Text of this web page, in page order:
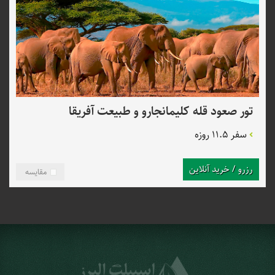
بهترین فصل سفر برای تور تانزانیا
انجام می‌شود. بنابراین باید زمانی را انتخاب کنید که این امکان برای شما
می‌کند و بهتر است فصول کم بارش را انتخاب کنید. در ضمن باید بدانید
تور صعود قله کلیمانجارو و طبیعت آفریقا
سفر 11.5 روزه
مقایسه رزرو / خرید آنلاین